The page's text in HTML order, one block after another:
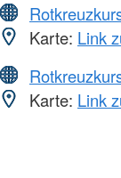
Karte: Link
Karte: Link